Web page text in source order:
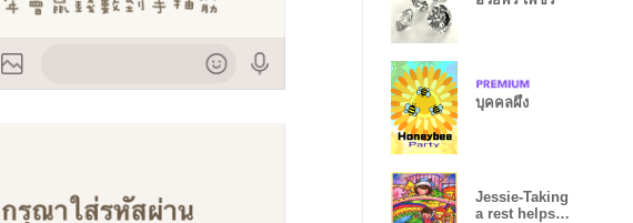
บุคคลผึ้ง
Jessie-Taking
a rest helps